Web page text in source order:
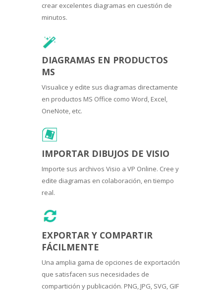
crear excelentes diagramas en cuestión de
minutos.
DIAGRAMAS EN PRODUCTOS
MS
Visualice y edite sus diagramas directamente
en productos MS Office como Word, Excel,
OneNote, etc.
IMPORTAR DIBUJOS DE VISIO
Importe sus archivos Visio a VP Online. Cree y
edite diagramas en colaboración, en tiempo
real.
EXPORTAR Y COMPARTIR
FÁCILMENTE
Una amplia gama de opciones de exportación
que satisfacen sus necesidades de
compartición y publicación. PNG, JPG, SVG, GIF